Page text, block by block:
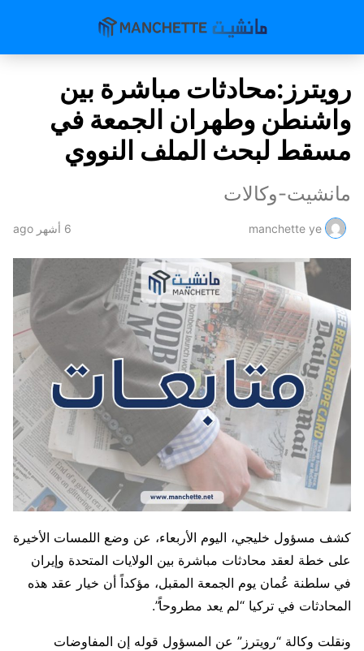
رويترز:محادثات مباشرة بين
واشنطن وطهران الجمعة في
مسقط لبحث الملف النووي
مانشيت-وكالات
manchette ye 6 أشهر ago
كشف مسؤول خليجي، اليوم الأربعاء، عن وضع اللمسات الأخيرة
على خطة لعقد محادثات مباشرة بين الولايات المتحدة وإيران
في سلطنة عُمان يوم الجمعة المقبل، مؤكداً أن خيار عقد هذه
المحادثات في تركيا “لم يعد مطروحاً”.
ونقلت وكالة “رويترز” عن المسؤول قوله إن المفاوضات